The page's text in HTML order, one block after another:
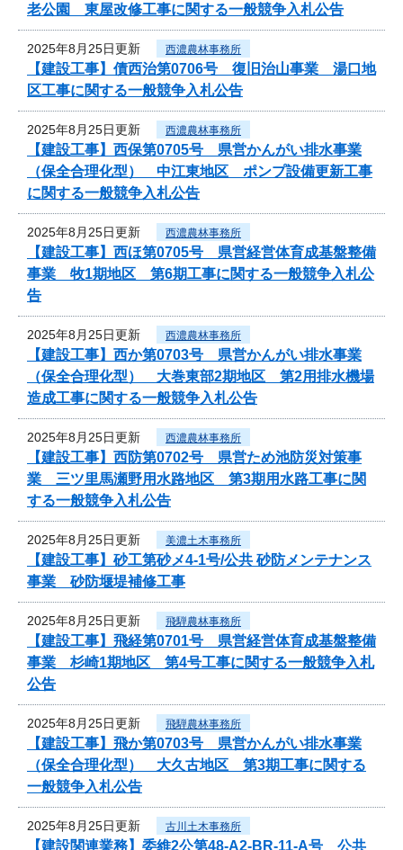
老公園 東屋改修工事に関する一般競争入札公告
2025年8月25日更新 西濃農林事務所
【建設工事】債西治第0706号 復旧治山事業 湯口地
区工事に関する一般競争入札公告
2025年8月25日更新 西濃農林事務所
【建設工事】西保第0705号 県営かんがい排水事業
（保全合理化型） 中江東地区 ポンプ設備更新工事
に関する一般競争入札公告
2025年8月25日更新 西濃農林事務所
【建設工事】西ほ第0705号 県営経営体育成基盤整備
事業 牧1期地区 第6期工事に関する一般競争入札公
告
2025年8月25日更新 西濃農林事務所
【建設工事】西か第0703号 県営かんがい排水事業
（保全合理化型） 大巻東部2期地区 第2用排水機場
造成工事に関する一般競争入札公告
2025年8月25日更新 西濃農林事務所
【建設工事】西防第0702号 県営ため池防災対策事
業 三ツ里馬瀬野用水路地区 第3期用水路工事に関
する一般競争入札公告
2025年8月25日更新 美濃土木事務所
【建設工事】砂工第砂メ4-1号/公共 砂防メンテナンス
事業 砂防堰堤補修工事
2025年8月25日更新 飛騨農林事務所
【建設工事】飛経第0701号 県営経営体育成基盤整備
事業 杉崎1期地区 第4号工事に関する一般競争入札
公告
2025年8月25日更新 飛騨農林事務所
【建設工事】飛か第0703号 県営かんがい排水事業
（保全合理化型） 大久古地区 第3期工事に関する
一般競争入札公告
2025年8月25日更新 古川土木事務所
【建設関連業務】委維2公第48-A2-BR-11-A号 公共